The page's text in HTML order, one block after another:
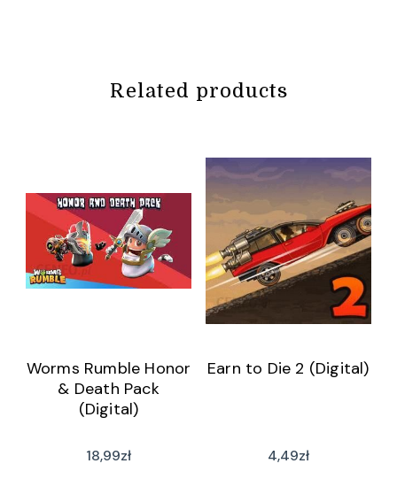
Related products
Worms Rumble Honor
& Death Pack
(Digital)
18,99zł
Earn to Die 2 (Digital)
4,49zł